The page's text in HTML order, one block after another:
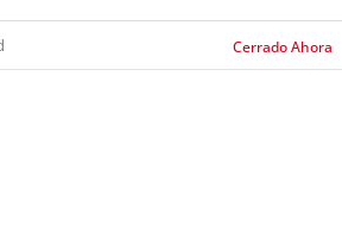
Cerrado Ahora